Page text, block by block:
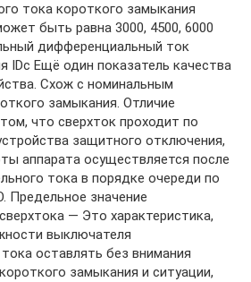
тока короткого замыкания
быть равна 3000, 4500, 6000
дифференциальный ток
IDc Ещё один показатель качества
Схож с номинальным
замыкания. Отличие
что сверхток проходит по
защитного отключения,
аппарата осуществляется после
тока в порядке очереди по
значение
— Это характеристика,
выключателя
оставлять без внимания
замыкания и ситуации,